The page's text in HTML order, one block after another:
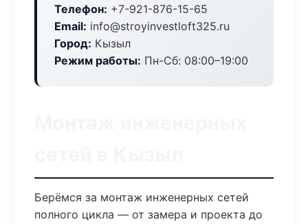
Телефон: +7-921-876-15-65
Email: info@stroyinvestloft325.ru
Город: Кызыл
Режим работы: Пн-Сб: 08:00–19:00
Берёмся за монтаж инженерных сетей
полного цикла — от замера и проекта до